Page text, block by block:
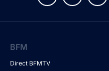
BFM
Direct BFMTV